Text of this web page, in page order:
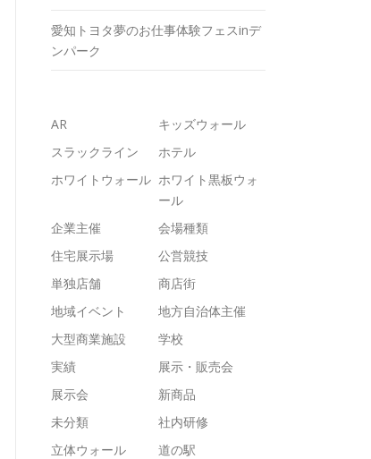
愛知トヨタ夢のお仕事体験フェスinデ
ンパーク
AR
キッズウォール
スラックライン
ホテル
ホワイトウォール ホワイト黒板ウォ
ール
企業主催
会場種類
住宅展示場
公営競技
単独店舗
商店街
地域イベント
地方自治体主催
大型商業施設
学校
実績
展示・販売会
展示会
新商品
未分類
社内研修
立体ウォール
道の駅